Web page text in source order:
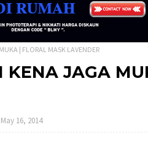
| FLORAL MASK LAVENDER
KENA JAGA
16, 2014